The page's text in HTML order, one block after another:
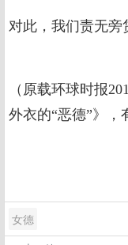
对此，我们责无旁
（ 原载环球时报
外衣的“恶德”》，
女德